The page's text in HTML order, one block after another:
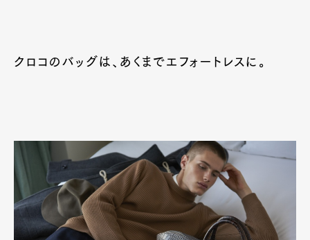
クロコのバッグは、あくまでエフォートレスに。